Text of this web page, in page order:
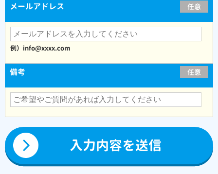
メールアドレス 任意
例）info@xxxx.com
備考 任意